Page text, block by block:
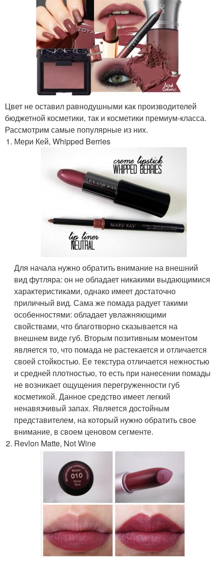
Цвет не оставил равнодушными как производителей
бюджетной косметики, так и косметики премиум-класса.
Рассмотрим самые популярные из них.
Мери Кей, Whipped Berries
Для начала нужно обратить внимание на внешний
вид футляра: он не обладает никакими выдающимися
характеристиками, однако имеет достаточно
приличный вид. Сама же помада радует такими
особенностями: обладает увлажняющими
свойствами, что благотворно сказывается на
внешнем виде губ. Вторым позитивным моментом
является то, что помада не растекается и отличается
своей стойкостью. Ее текстура отличается нежностью
и средней плотностью, то есть при нанесении помады
не возникает ощущения перегруженности губ
косметикой. Данное средство имеет легкий
ненавязчивый запах. Является достойным
представителем, на который нужно обратить свое
внимание, в своем ценовом сегменте.
Revlon Matte, Not Wine